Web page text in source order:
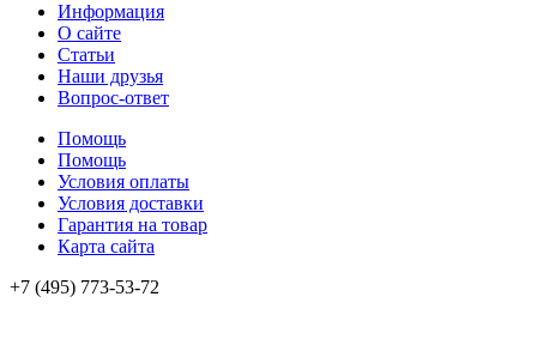
Информация
О сайте
Статьи
Наши друзья
Вопрос-ответ
Помощь
Помощь
Условия оплаты
Условия доставки
Гарантия на товар
Карта сайта
+7 (495) 773-53-72